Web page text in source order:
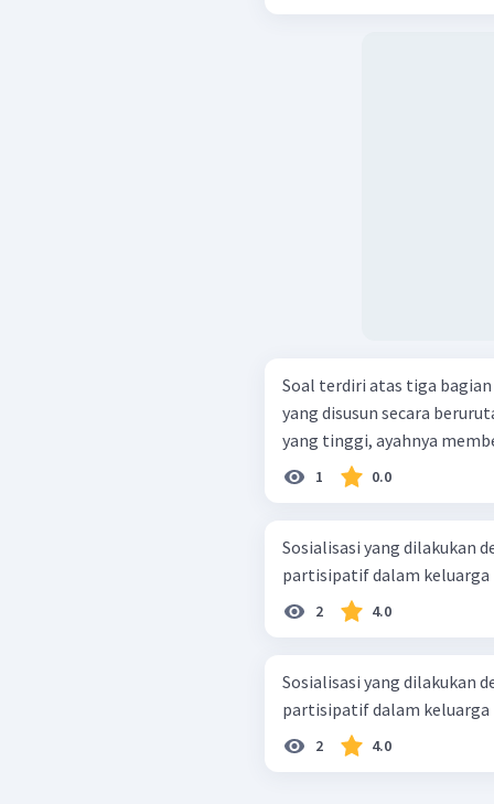
Soal terdiri atas tiga bagian
yang disusun secara berurutan. Ketika Dimas naik kelas
yang tinggi, ayahnya
1 0.0
Sosialisasi yang dilakukan
partisipatif dalam keluarga
2 4.0
Sosialisasi yang dilakukan
partisipatif dalam keluarga
2 4.0